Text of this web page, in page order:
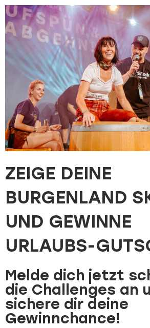
ZEIGE DEINE
BURGENLAND
UND GEWINNE
URLAUBS-
Melde dich jetzt
die Challenges an
sichere dir deine
Gewinnchance!